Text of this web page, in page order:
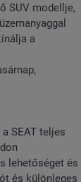
SUV modellje,
a
SEAT teljes
lehetőséget és
és különleges